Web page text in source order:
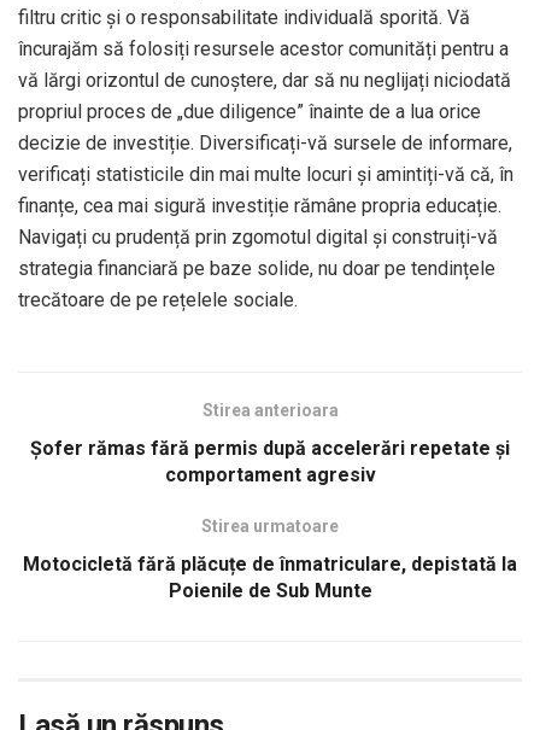
filtru critic și o responsabilitate individuală sporită. Vă
încurajăm să folosiți resursele acestor comunități pentru a
vă lărgi orizontul de cunoștere, dar să nu neglijați niciodată
propriul proces de „due diligence” înainte de a lua orice
decizie de investiție. Diversificați-vă sursele de informare,
verificați statisticile din mai multe locuri și amintiți-vă că, în
finanțe, cea mai sigură investiție rămâne propria educație.
Navigați cu prudență prin zgomotul digital și construiți-vă
strategia financiară pe baze solide, nu doar pe tendințele
trecătoare de pe rețelele sociale.
Stirea anterioara
Șofer rămas fără permis după accelerări repetate și
comportament agresiv
Stirea urmatoare
Motocicletă fără plăcuțe de înmatriculare, depistată la
Poienile de Sub Munte